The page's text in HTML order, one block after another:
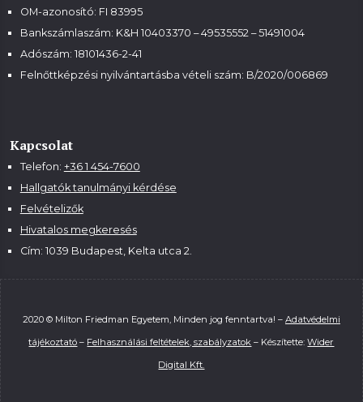
OM-azonosító: FI 83995
Bankszámlaszám: K&H 10403370 – 49535552 – 51491004
Adószám: 18101436-2-41
Felnőttképzési nyilvántartásba vételi szám: B/2020/006869
Kapcsolat
Telefon: +36 1 454-7600
Hallgatók tanulmányi kérdése
Felvételizők
Hivatalos megkeresés
Cím: 1039 Budapest, Kelta utca 2.
2020 © Milton Friedman Egyetem, Minden jog fenntartva! – Adatvédelmi
tájékoztató – Felhasználási feltételek, szabályzatok – Készítette:Wider
Digital Kft.